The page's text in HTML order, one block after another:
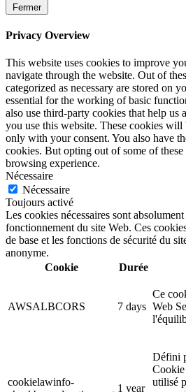
Fermer
Privacy Overview
This website uses cookies to improve
navigate through the website. Out of
categorized as necessary are stored on
essential for the working of basic
also use third-party cookies that help us
you use this website. These cookies
only with your consent. You also have
cookies. But opting out of some of
browsing experience.
Nécessaire
Nécessaire
Toujours activé
Les cookies nécessaires sont
fonctionnement du site Web. Ces
de base et les fonctions de sécurité du
anonyme.
Cookie
Durée
AWSALBCORS 7 days
Ce
Web
cookielawinfo-
1 year
Défini
Cookie
utilisé